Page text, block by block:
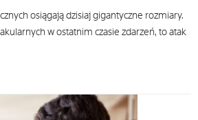
osiągają dzisiaj gigantyczne rozmiary.
w ostatnim czasie zdarzeń, to atak